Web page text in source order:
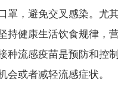
罩，避免交叉感染。尤
持健康生活饮食规律，
种流感疫苗是预防和控
会或者减轻流感症状。